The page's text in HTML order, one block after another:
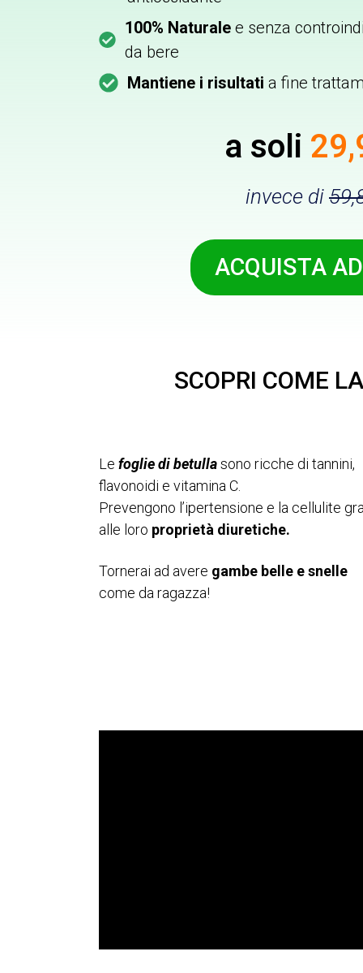
100% Naturale e senza
da bere
Mantiene i risultati a fine
a soli
invece di
ACQUISTA
SCOPRI COME
Le foglie di betullasono ricche di tannini,
flavonoidi e vitamina C.
Prevengono l’ipertensione e la cellulite
alle loro proprietà diuretiche.
Tornerai ad avere gambe belle e snelle
come da ragazza!